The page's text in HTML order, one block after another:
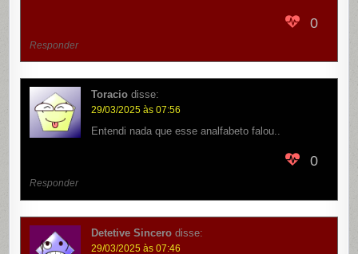
0
Responder
Toracio disse:
29/03/2025 às 07:56
Entendi nada que esse analfabeto falou..
0
Responder
Detetive Sincero disse:
29/03/2025 às 07:46